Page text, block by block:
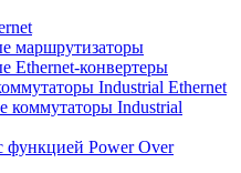
маршрутизаторы
конвертеры
Industrial Ethernet
коммутаторы Industrial
функцией Power Over